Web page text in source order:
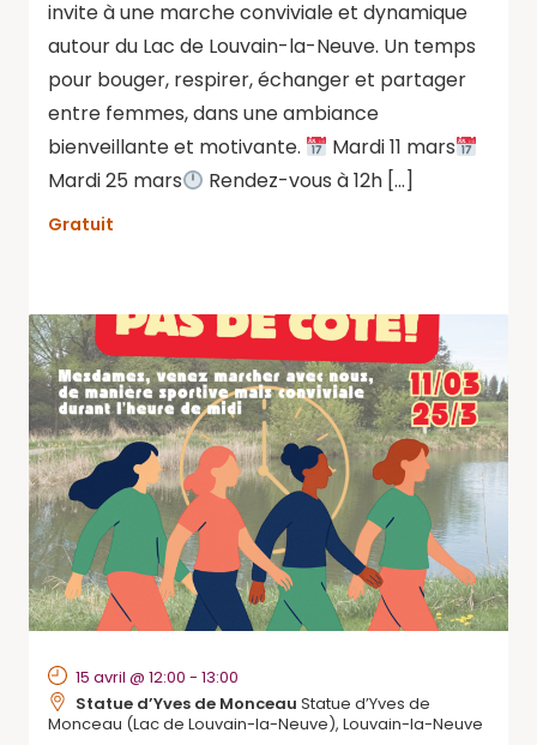
invite à une marche conviviale et dynamique
autour du Lac de Louvain-la-Neuve. Un temps
pour bouger, respirer, échanger et partager
entre femmes, dans une ambiance
bienveillante et motivante.
Mardi 11 mars
Mardi 25 mars
Rendez-vous à 12h […]
Gratuit
15 avril @ 12:00 - 13:00
Statue d’Yves de Monceau Statue d’Yves de
Monceau (Lac de Louvain-la-Neuve), Louvain-la-Neuve